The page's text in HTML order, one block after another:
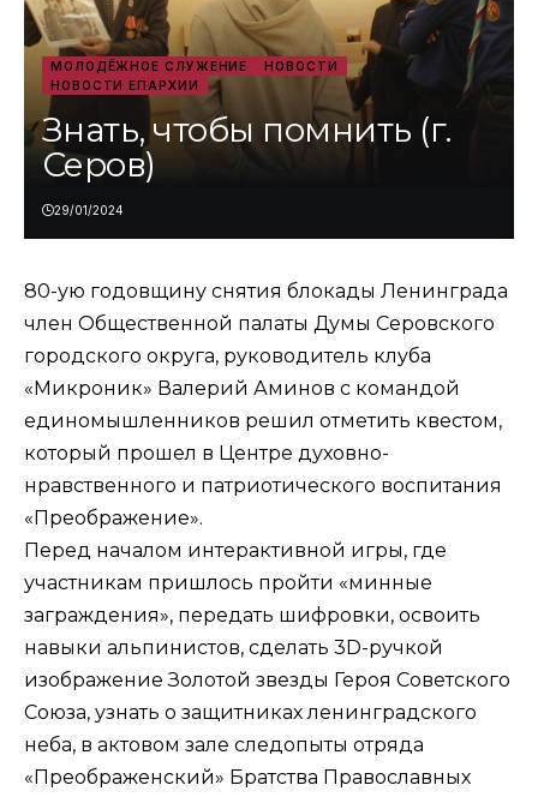
МОЛОДЁЖНОЕ СЛУЖЕНИЕ
НОВОСТИ
НОВОСТИ ЕПАРХИИ
Знать, чтобы помнить (г.
Серов)
29/01/2024
80-ую годовщину снятия блокады Ленинграда
член Общественной палаты Думы Серовского
городского округа, руководитель клуба
«Микроник» Валерий Аминов с командой
единомышленников решил отметить квестом,
который прошел в Центре духовно-
нравственного и патриотического воспитания
«Преображение».
Перед началом интерактивной игры, где
участникам пришлось пройти «минные
заграждения», передать шифровки, освоить
навыки альпинистов, сделать 3D-ручкой
изображение Золотой звезды Героя Советского
Союза, узнать о защитниках ленинградского
неба, в актовом зале следопыты отряда
«Преображенский» Братства Православных